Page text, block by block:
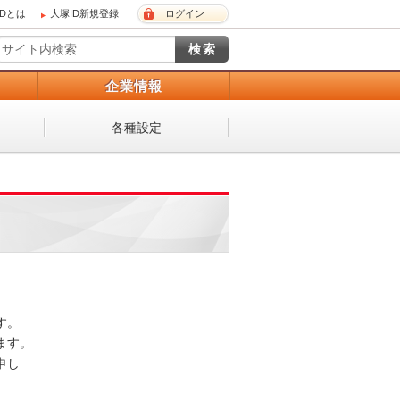
とは 大塚ID新規登録 ログイン
企業情報
各種設定
。
す。
し